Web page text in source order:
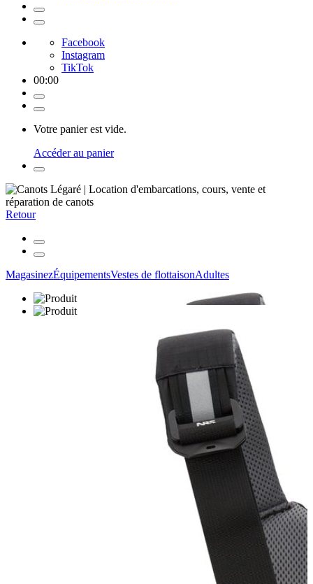
Facebook
Instagram
TikTok
00:00
Votre panier est vide.
Accéder au panier
Retour
MagasinezÉquipementsVestes de flottaisonAdultes